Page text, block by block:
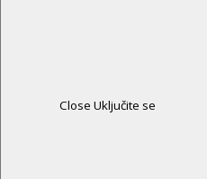
Close Uključite se